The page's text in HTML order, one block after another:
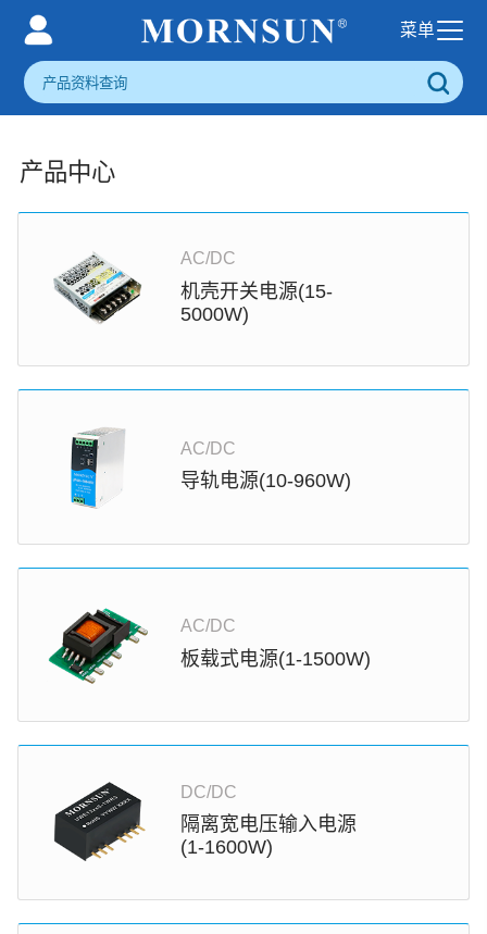
产品中心
AC/DC
机壳开关电源(15-
5000W)
AC/DC
导轨电源(10-960W)
AC/DC
板载式电源(1-1500W)
DC/DC
隔离宽电压输入电源
(1-1600W)